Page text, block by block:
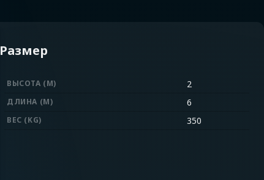
Размер
ВЫСОТА (M) 2
ДЛИНА (M) 6
ВЕС (KG) 350